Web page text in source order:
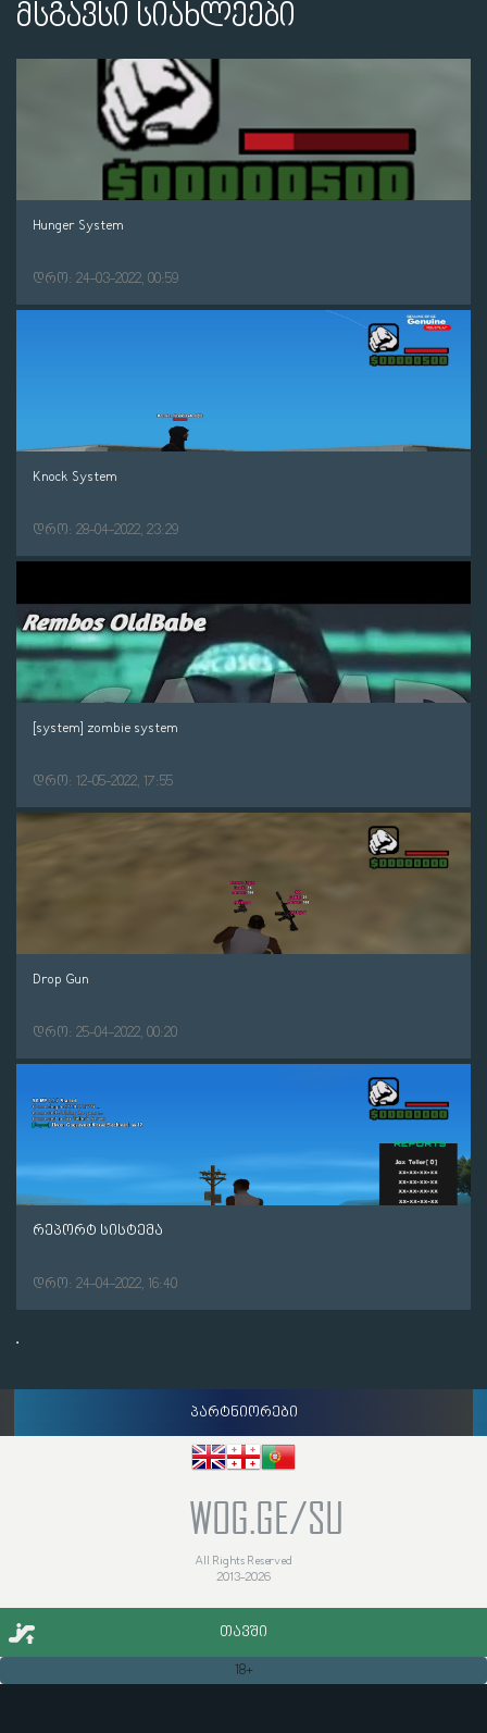
მსგავსი სიახლეები
Hunger System
დრო: 24-03-2022, 00:59
Knock System
დრო: 28-04-2022, 23:29
[system] zombie system
დრო: 12-05-2022, 17:55
Drop Gun
დრო: 25-04-2022, 00:20
რეპორტ სისტემა
დრო: 24-04-2022, 16:40
პარტნიორები
WOG.GE/SU
All Rights Reserved
2013-2026
ᲗᲐᲕᲨᲘ
18+